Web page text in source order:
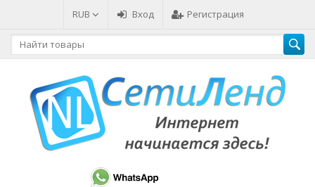
RUB Вход Регистрация